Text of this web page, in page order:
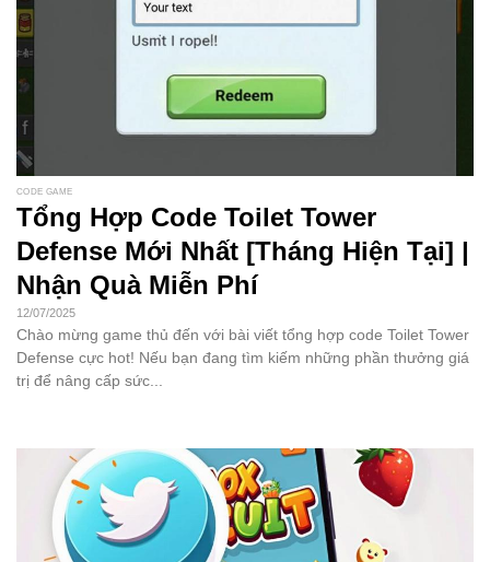
CODE GAME
Tổng Hợp Code Toilet Tower
Defense Mới Nhất [Tháng Hiện Tại] |
Nhận Quà Miễn Phí
12/07/2025
Chào mừng game thủ đến với bài viết tổng hợp code Toilet Tower
Defense cực hot! Nếu bạn đang tìm kiếm những phần thưởng giá
trị để nâng cấp sức...